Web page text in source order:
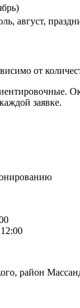
август,
от
заявке.
район